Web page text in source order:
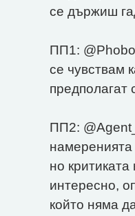
се държиш
ПП1:
се чувствам
предполагат
ПП2:
намеренията
но критиката
интересно,
който няма